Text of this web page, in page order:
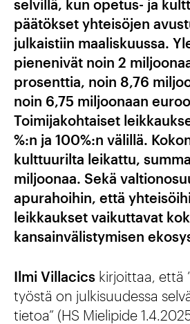
selvillä, kun opetus- ja
päätökset yhteisöjen
julkaistiin maaliskuussa.
pienenivät noin 2
prosenttia, noin 8,76
noin 6,75 miljoonaan
Toimijakohtaiset
%:n ja 100%:n välillä.
kulttuurilta leikattu,
miljoonaa. Sekä
apurahoihin, että
leikkaukset vaikuttavat
kansainvälistymisen
Ilmi Villacics kirjoittaa, että
työstä on julkisuudessa
tietoa” (HS Mielipide